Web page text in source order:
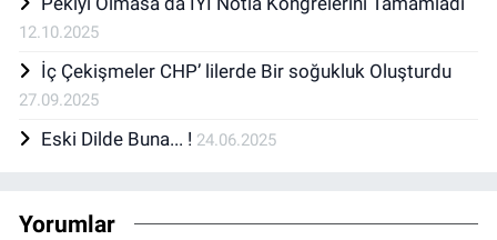
12.10.2025
İç Çekişmeler CHP’ lilerde Bir soğukluk Oluşturdu
27.09.2025
Eski Dilde Buna... ! 24.06.2025
Yorumlar